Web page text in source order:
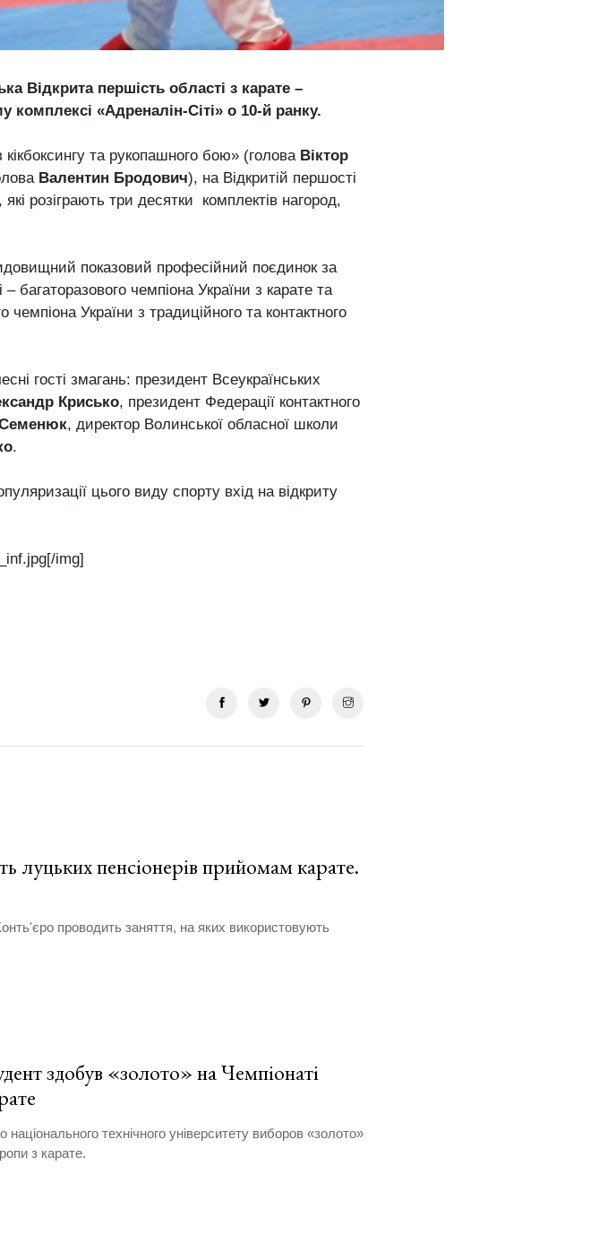
Відкрита першість області з карате –
«Адреналін-Сіті» о 10-й ранку.
та рукопашного бою» (голова Віктор
Валентин Бродович), на Відкритій першості
розіграють три десятки комплектів нагород,
показовий професійний поєдинок за
багаторазового чемпіона України з карате та
чемпіона України з традиційного та контактного
гості змагань: президент Всеукраїнських
Крисько, президент Федерації контактного
, директор Волинської обласної школи
.
цього виду спорту вхід на відкриту
img]
луцьких пенсіонерів прийомам карате.
проводить заняття, на яких використовують
здобув «золото» на Чемпіонаті
національного технічного університету виборов «золото»
з карате.